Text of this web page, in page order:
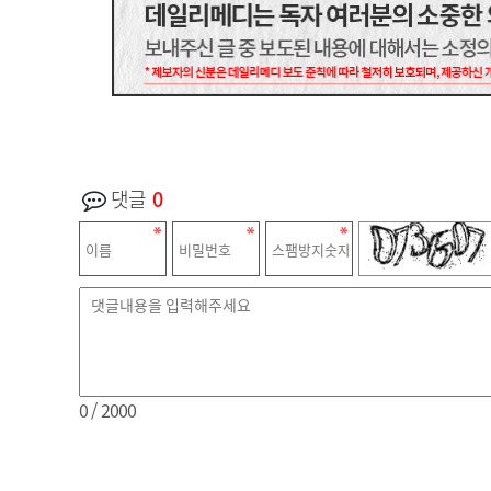
댓글 0
0/ 2000